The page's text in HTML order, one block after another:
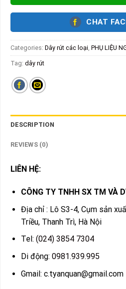
CHAT
Categories: Dây rút các loại PHỤ LIỆU
Tag: dây rút
DESCRIPTION
REVIEWS (0)
LIÊN HỆ:
CÔNG TY TNHH SX TM VÀ
Địa chỉ : Lô S3-4, Cụm sản
Triều, Thanh Trì, Hà Nội
Tel: (024) 3854 7304
Di động: 0981.939.995
Gmail: c.tyanquan@gmail.com